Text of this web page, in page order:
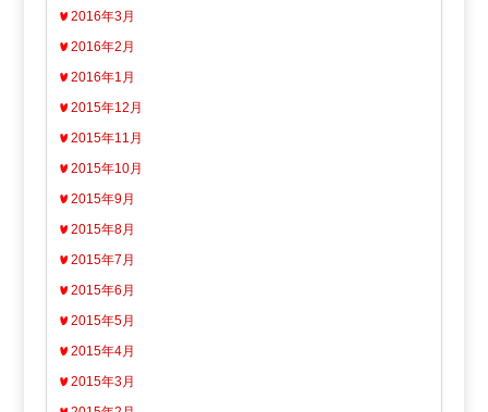
2016年3月
2016年2月
2016年1月
2015年12月
2015年11月
2015年10月
2015年9月
2015年8月
2015年7月
2015年6月
2015年5月
2015年4月
2015年3月